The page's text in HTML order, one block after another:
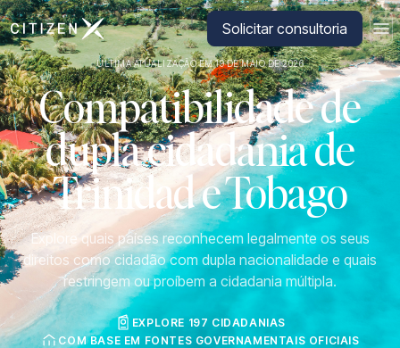
Ir para a página inicial da CitizenX Solicitar consultoria
ÚLTIMA ATUALIZAÇÃO EM 19 DE MAIO DE 2026
Compatibilidade de
dupla cidadania de
Trinidad e Tobago
Explore quais países reconhecem legalmente os seus
direitos como cidadão com dupla nacionalidade e quais
restringem ou proíbem a cidadania múltipla.
EXPLORE 197 CIDADANIAS
COM BASE EM FONTES GOVERNAMENTAIS OFICIAIS